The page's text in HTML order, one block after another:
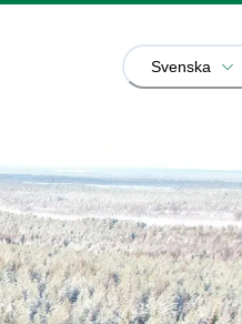
Svenska